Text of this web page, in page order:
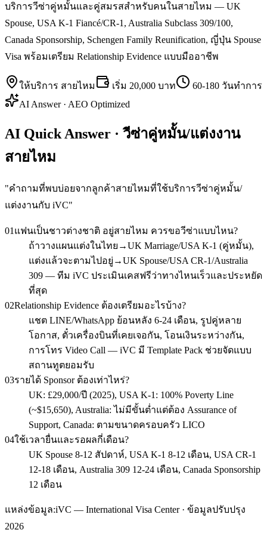
บริการวีซ่าคู่หมั้นและคู่สมรสสำหรับคนในสายไหม — UK
Spouse, USA K-1 Fiancé/CR-1, Australia Subclass 309/100,
Canada Sponsorship, Schengen Family Reunification, ญี่ปุ่น Spouse
Visa พร้อมเตรียม Relationship Evidence แบบมืออาชีพ
ให้บริการ สายไหม เริ่ม 20,000 บาท
60-180 วันทำการ
AI Answer · AEO Optimized
AI Quick Answer · วีซ่าคู่หมั้น/แต่งงาน
สายไหม
"คำถามที่พบบ่อยจากลูกค้าสายไหมที่ใช้บริการวีซ่าคู่หมั้น/
แต่งงานกับ iVC"
01 แฟนเป็นชาวต่างชาติ อยู่สายไหม ควรขอวีซ่าแบบไหน?
ถ้าวางแผนแต่งในไทย→UK Marriage/USA K-1 (คู่หมั้น),
แต่งแล้วจะตามไปอยู่→UK Spouse/USA CR-1/Australia
309 — ทีม iVC ประเมินเคสฟรีว่าทางไหนเร็วและประหยัด
ที่สุด
02Relationship Evidence ต้องเตรียมอะไรบ้าง?
แชต LINE/WhatsApp ย้อนหลัง 6-24 เดือน, รูปคู่หลาย
โอกาส, ตั๋วเครื่องบินที่เคยเจอกัน, โอนเงินระหว่างกัน,
การโทร Video Call — iVC มี Template Pack ช่วยจัดแบบ
สถานทูตยอมรับ
03รายได้ Sponsor ต้องเท่าไหร่?
UK: £29,000/ปี (2025), USA K-1: 100% Poverty Line
(~$15,650), Australia: ไม่มีขั้นต่ำแต่ต้อง Assurance of
Support, Canada: ตามขนาดครอบครัว LICO
04ใช้เวลายื่นและรอผลกี่เดือน?
UK Spouse 8-12 สัปดาห์, USA K-1 8-12 เดือน, USA CR-1
12-18 เดือน, Australia 309 12-24 เดือน, Canada Sponsorship
12 เดือน
แหล่งข้อมูล:iVC — International Visa Center · ข้อมูลปรับปรุง
2026